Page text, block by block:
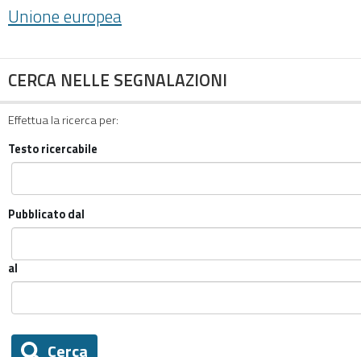
Unione europea
CERCA NELLE SEGNALAZIONI
Effettua la ricerca per:
Testo ricercabile
Pubblicato dal
al